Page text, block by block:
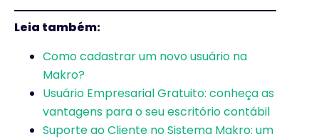
Leia também:
Como cadastrar um novo usuário na
Makro?
Usuário Empresarial Gratuito: conheça as
vantagens para o seu escritório contábil
Suporte ao Cliente no Sistema Makro: um